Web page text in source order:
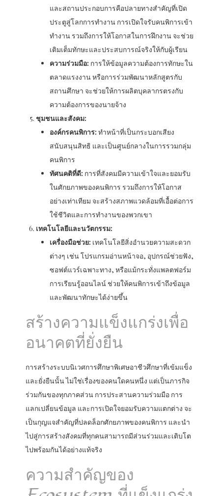
และสถานประกอบการคือปลายทางสำคัญที่เปิด
ประตูสู่โลกการทำงาน การเปิดใจรับคนพิการเข้า
ทำงาน รวมถึงการให้โอกาสในการฝึกงาน จะช่วย
เติมเต็มทักษะและประสบการณ์จริงให้กับผู้เรียน
ความร่วมมือ: การให้ข้อมูลความต้องการทักษะใน
ตลาดแรงงาน หรือการร่วมพัฒนาหลักสูตรกับ
สถานศึกษา จะช่วยให้การผลิตบุคลากรตรงกับ
ความต้องการของนายจ้าง
ชุมชนและสังคม:
องค์กรคนพิการ: ทำหน้าที่เป็นกระบอกเสียง
สนับสนุนสิทธิ และเป็นศูนย์กลางในการรวมกลุ่ม
คนพิการ
ทัศนคติที่ดี: การที่สังคมมีความเข้าใจและยอมรับ
ในศักยภาพของคนพิการ รวมถึงการให้โอกาส
อย่างเท่าเทียม จะสร้างสภาพแวดล้อมที่เอื้อต่อการ
ใช้ชีวิตและการทำงานของพวกเขา
เทคโนโลยีและนวัตกรรม:
เครื่องมือช่วย: เทคโนโลยีสิ่งอำนวยความสะดวก
ต่างๆ เช่น โปรแกรมอ่านหน้าจอ, อุปกรณ์ช่วยฟัง,
ซอฟต์แวร์เฉพาะทาง, หรือแม้กระทั่งแพลตฟอร์ม
การเรียนรู้ออนไลน์ ช่วยให้คนพิการเข้าถึงข้อมูล
และพัฒนาทักษะได้ง่ายขึ้น
สร้างความแข็งแกร่งเพื่อ
อนาคตที่ยั่งยืน
การสร้างระบบนิเวศการศึกษาพิเศษอาชีวศึกษาที่เข้มแข็ง
และยั่งยืนนั้น ไม่ใช่เรื่องของคนใดคนหนึ่ง แต่เป็นภารกิจ
ร่วมกันของทุกภาคส่วน การประสานความร่วมมือ การ
แลกเปลี่ยนข้อมูล และการเปิดใจยอมรับความแตกต่าง จะ
เป็นกุญแจสำคัญที่ปลดล็อกศักยภาพของคนพิการ และนำ
ไปสู่การสร้างสังคมที่ทุกคนสามารถมีส่วนร่วมและเติบโต
ไปพร้อมกันได้อย่างแท้จริง
ความสำคัญของ